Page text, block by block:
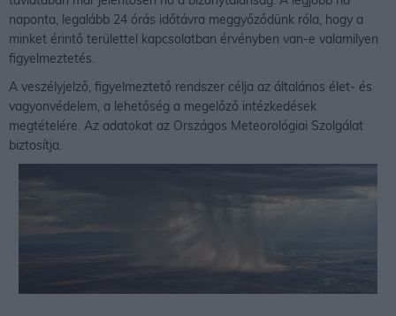
naponta, legalább 24 órás időtávra meggyőződünk róla, hogy a
minket érintő területtel kapcsolatban érvényben van-e valamilyen
figyelmeztetés.
A veszélyjelző, figyelmeztető rendszer célja az általános élet- és
vagyonvédelem, a lehetőség a megelőző intézkedések
megtételére. Az adatokat az Országos Meteorológiai Szolgálat
biztosítja.